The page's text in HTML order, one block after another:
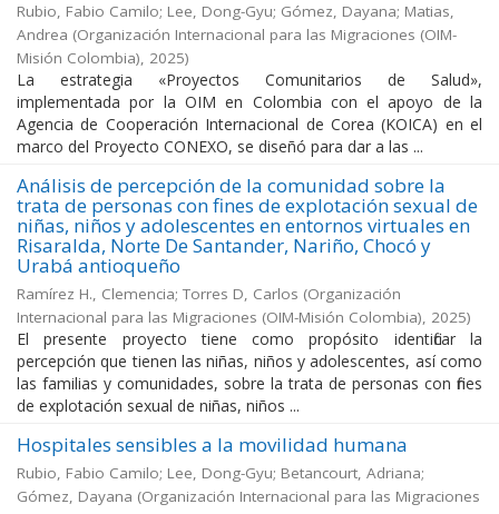
Rubio, Fabio Camilo; Lee, Dong-Gyu; Gómez, Dayana; Matias,
Andrea (Organización Internacional para las Migraciones (OIM-
Misión Colombia), 2025)
La estrategia «Proyectos Comunitarios de Salud»,
implementada por la OIM en Colombia con el apoyo de la
Agencia de Cooperación Internacional de Corea (KOICA) en el
marco del Proyecto CONEXO, se diseñó para dar a las ...
Análisis de percepción de la comunidad sobre la
trata de personas con fines de explotación sexual de
niñas, niños y adolescentes en entornos virtuales en
Risaralda, Norte De Santander, Nariño, Chocó y
Urabá antioqueño
Ramírez H., Clemencia; Torres D, Carlos (Organización
Internacional para las Migraciones (OIM-Misión Colombia), 2025)
El presente proyecto tiene como propósito identificar la
percepción que tienen las niñas, niños y adolescentes, así como
las familias y comunidades, sobre la trata de personas con fines
de explotación sexual de niñas, niños ...
Hospitales sensibles a la movilidad humana
Rubio, Fabio Camilo; Lee, Dong-Gyu; Betancourt, Adriana;
Gómez, Dayana (Organización Internacional para las Migraciones